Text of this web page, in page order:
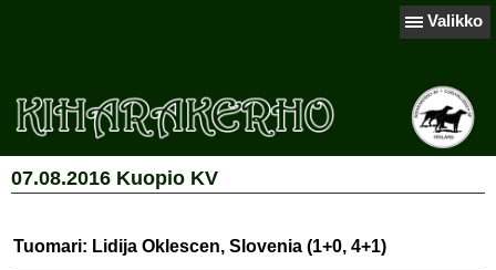
Valikko
07.08.2016 Kuopio KV
Tuomari: Lidija Oklescen, Slovenia (1+0, 4+1)